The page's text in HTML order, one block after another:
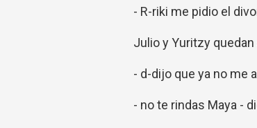
- R-riki me pidio el
Julio y Yuritzy
- d-dijo que ya no me
- no te rindas Maya -